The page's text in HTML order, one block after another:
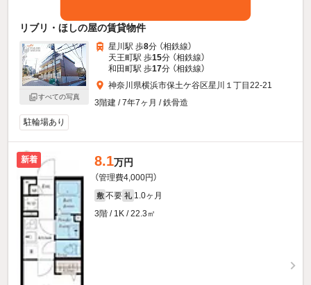
リブリ・ほしの屋の賃貸物件
すべての写真
星川駅 歩8分 （相鉄線）
天王町駅 歩15分 （相鉄線）
和田町駅 歩17分 （相鉄線）
神奈川県横浜市保土ケ谷区星川１丁目22-21
3階建 / 7年7ヶ月 / 鉄骨造
駐輪場あり
新着 8.1万円
（管理費4,000円）
敷 不要 礼 1.0ヶ月
3階 / 1K / 22.3㎡